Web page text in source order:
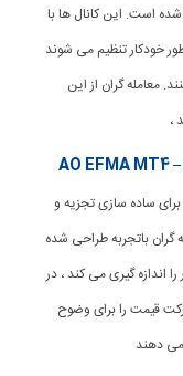
است. این کانال ها با
خودکار تنظیم می شوند
معامله گران از این
،
[ad_1] شاخص AO EFMA MT4 برای ساده سازی تجزیه و
گران باتجربه طراحی شده
اندازه گیری می کند ، در
قیمت را برای وضوح
می دهند